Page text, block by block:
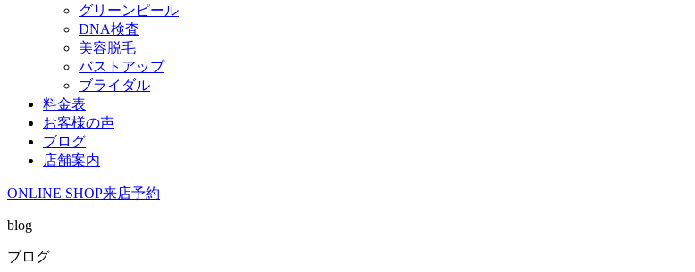
グリーンピール
DNA検査
美容脱毛
バストアップ
ブライダル
料金表
お客様の声
ブログ
店舗案内
ONLINE SHOP来店予約
blog
ブログ